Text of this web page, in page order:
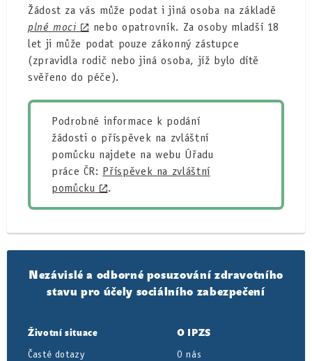
Žádost za vás může podat i jiná osoba na základě
plné moci
nebo opatrovník. Za osoby mladší 18
let ji může podat pouze zákonný zástupce
(zpravidla rodič nebo jiná osoba, jíž bylo dítě
svěřeno do péče).
Podrobné informace k podání
žádosti o příspěvek na zvláštní
pomůcku najdete na webu Úřadu
práce ČR: Příspěvek na zvláštní
pomůcku
.
Nezávislé a odborné posuzování zdravotního
stavu pro účely sociálního zabezpečení
Životní situace
Časté dotazy
O IPZS
O nás